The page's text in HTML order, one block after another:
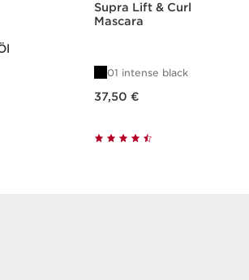
Supra Lift & Curl
Mascara
01 intense black
37,50 €